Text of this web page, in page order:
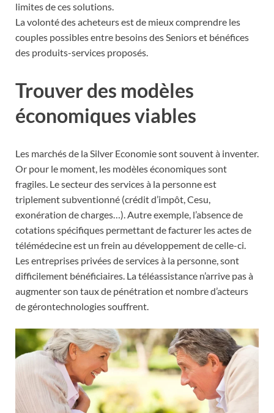
limites de ces solutions.
La volonté des acheteurs est de mieux comprendre les
couples possibles entre besoins des Seniors et bénéfices
des produits-services proposés.
Trouver des modèles
économiques viables
Les marchés de la Silver Economie sont souvent à inventer.
Or pour le moment, les modèles économiques sont
fragiles. Le secteur des services à la personne est
triplement subventionné (crédit d’impôt, Cesu,
exonération de charges…). Autre exemple, l’absence de
cotations spécifiques permettant de facturer les actes de
télémédecine est un frein au développement de celle-ci.
Les entreprises privées de services à la personne, sont
difficilement bénéficiaires. La téléassistance n’arrive pas à
augmenter son taux de pénétration et nombre d’acteurs
de gérontechnologies souffrent.